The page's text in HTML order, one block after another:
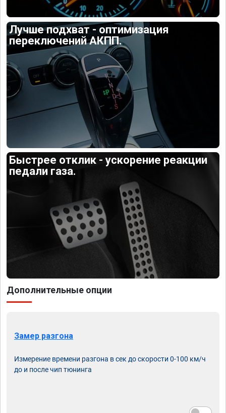
Лучше подхват - оптимизация
переключений АКПП.
Быстрее отклик - ускорение реакции
педали газа.
Дополнительные опции
Замер разгона
Измерение времени разгона в сек до скорости 0-100 км/ч
до и после чип тюнинга